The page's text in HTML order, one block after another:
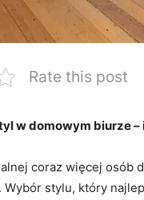
Rate this post
w domowym biurze –
coraz więcej osób
Wybór stylu, który